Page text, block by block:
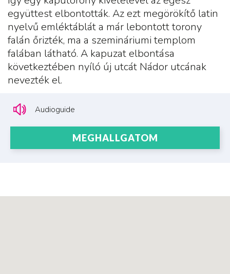
együttest elbontották. Az ezt megörökítő latin
nyelvű emléktáblát a már lebontott torony
falán őrizték, ma a szemináriumi templom
falában látható. A kapuzat elbontása
következtében nyíló új utcát Nádor utcának
nevezték el.
Audioguide
MEGHALLGATOM